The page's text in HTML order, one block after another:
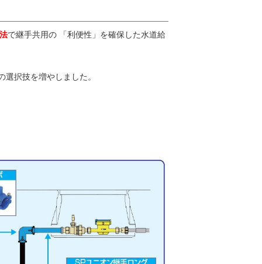
で継手共用の 「利便性」を確保した水道給
選択技を増やしました。